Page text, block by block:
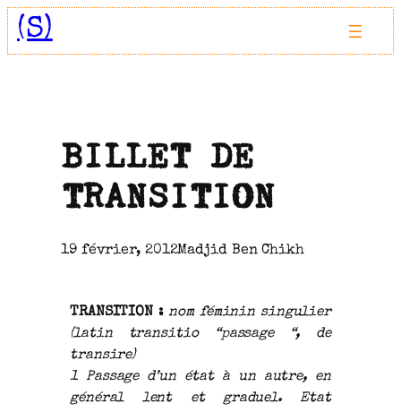
Aller
au(S)
BILLET DE
TRANSITION
19 février, 2012Madjid Ben Chikh
TRANSITION :nom féminin singulier
(latin transitio “passage “, de
transire)
1 Passage d’un état à un autre, en
général lent et graduel. Etat